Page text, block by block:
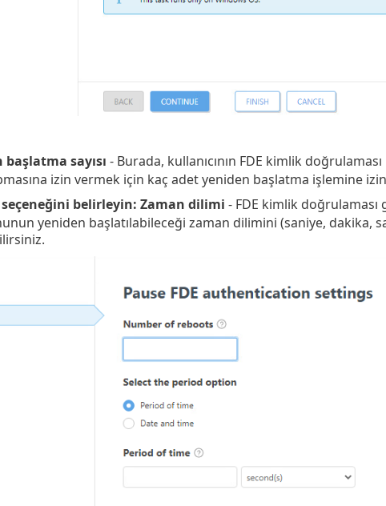
başlatma sayısı - Burada, kullanıcının FDE kimlik
izin vermek için kaç adet yeniden başlatma işlemine
belirleyin: Zaman dilimi - FDE kimlik
yeniden başlatılabileceği zaman dilimini (saniye, dakika,